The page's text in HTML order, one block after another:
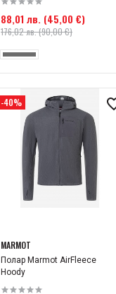
88,01 лв. (45,00 €)
176,02 лв. (90,00 €)
-40%
MARMOT
Полар Marmot AirFleece
Hoody